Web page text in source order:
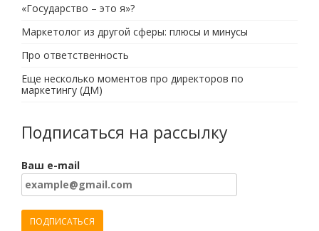
«Государство – это я»?
Маркетолог из другой сферы: плюсы и минусы
Про ответственность
Еще несколько моментов про директоров по
маркетингу (ДМ)
Подписаться на рассылку
Ваш e-mail